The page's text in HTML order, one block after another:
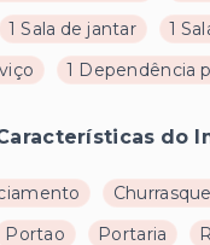
1 Sala de jantar
1
1 Dependência
do
Portao Portaria